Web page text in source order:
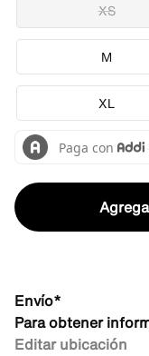
XS
M
XL
Envío*
Para obtener
Editar ubicación